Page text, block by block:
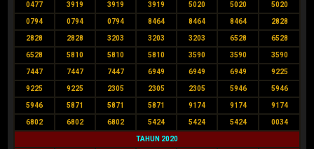
0477 3919 3919 3919 5020 5020 5020
0794 0794 0794 8464 8464 8464 2828
2828 2828 3203 3203 3203 6528 6528
6528 5810 5810 5810 3590 3590 3590
7447 7447 7447 6949 6949 6949 9225
9225 9225 2305 2305 2305 5946 5946
5946 5871 5871 5871 9174 9174 9174
6802 6802 6802 5424 5424 5424 0034
TAHUN 2020